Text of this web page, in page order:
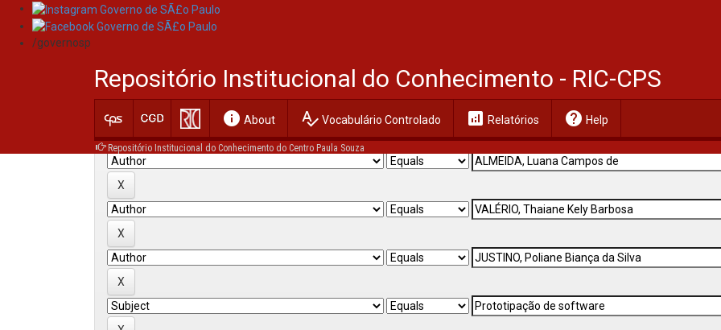
Skip
navigation
/governosp
Repositório Institucional do Conhecimento - RIC-CPS
info About spellcheck Vocabulário Controlado analytics Relatórios help Help
Repositório Institucional do Conhecimento do Centro Paula Souza
Search
Current filters: